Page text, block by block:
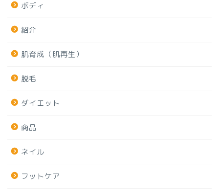
ボディ
紹介
肌育成（肌再生）
脱毛
ダイエット
商品
ネイル
フットケア